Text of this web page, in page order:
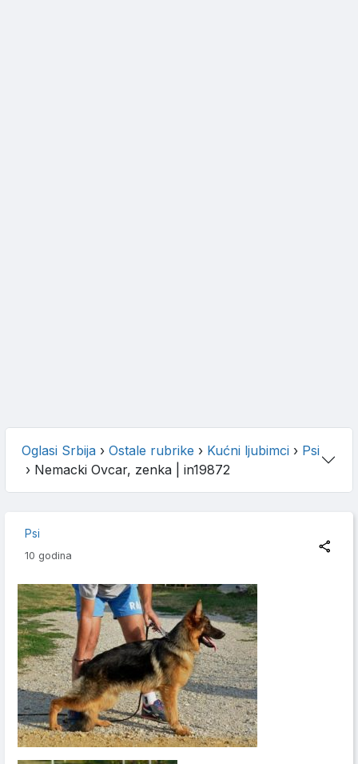
Oglasi Srbija › Ostale rubrike › Kućni ljubimci › Psi
› Nemacki Ovcar, zenka | in19872
Psi
10 godina